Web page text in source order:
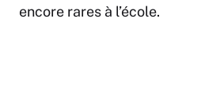
encore rares à l’école.